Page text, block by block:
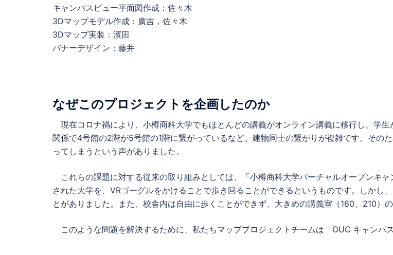
キャンパスビュー平面図作成：佐々木
3Dマップモデル作成：廣吉，佐々木
3Dマップ実装：濱田
バナーデザイン：藤井
なぜこのプロジェクトを企画したのか
現在コロナ禍により、小樽商科大学でもほとんどの講義がオンライン講義に移行し、学
関係で4号館の2階が5号館の1階に繋がっているなど、建物同士の繋がりが複雑です。その
ってしまうという声がありました。
これらの課題に対する従来の取り組みとしては、「小樽商科大学バーチャルオープンキ
された大学を、VRゴーグルをかけることで歩き回ることができるというものです。しかし
とがありました。また、校舎内は自由に歩くことができず、大きめの講義室（160、210）
このような問題を解決するために、私たちマッププロジェクトチームは「OUC キャンパ